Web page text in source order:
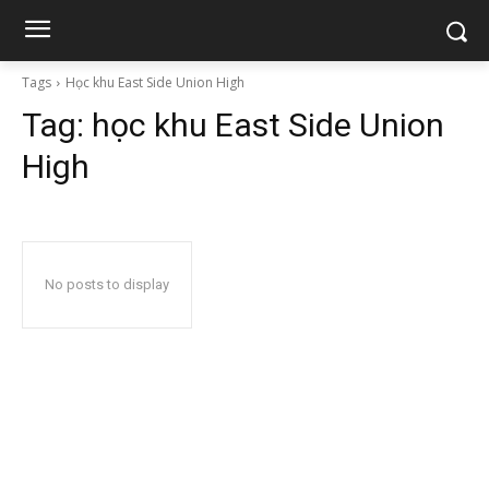
Tags Học khu East Side Union High
Tag: học khu East Side Union
High
No posts to display